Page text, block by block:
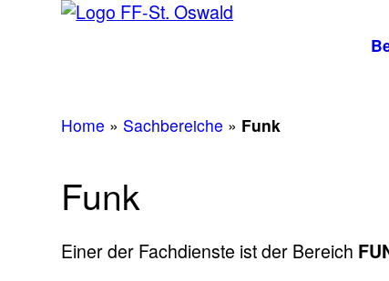
Home » Sachbereiche » Funk
Funk
Einer der Fachdienste ist der Bereich